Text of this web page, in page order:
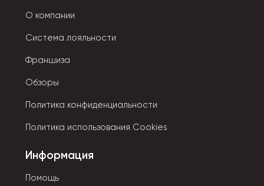
О компании
Система лояльности
Франшиза
Обзоры
Политика конфиденциальности
Политика использования Cookies
Информация
Помощь